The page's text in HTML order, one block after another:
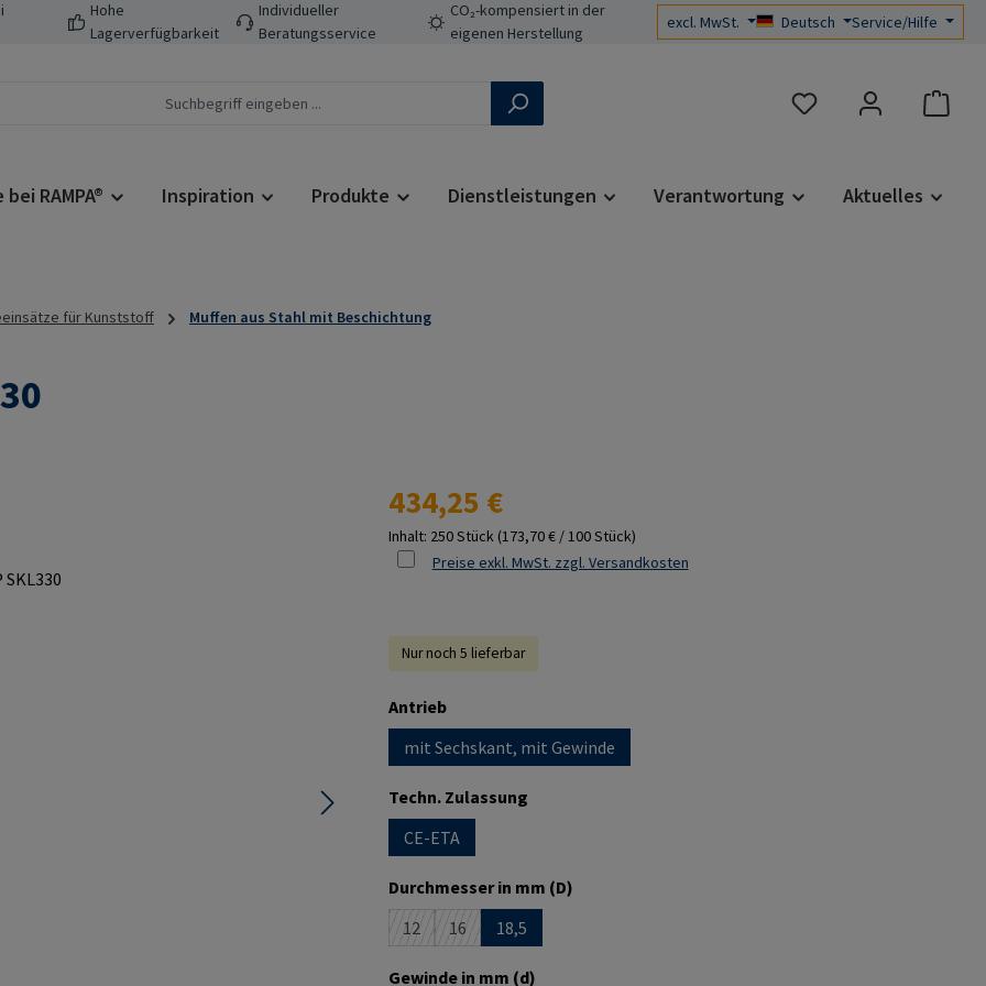
Hohe
Lagerverfügbarkeit
Individueller
Beratungsservice
CO₂-kompensiert in der
eigenen Herstellung
excl. MwSt. Deutsch Service/Hilfe
Du hast 0 Produkte auf
RAMPA® Inspiration Produkte Dienstleistungen Verantwortung Aktuelles
für Kunststoff Muffen aus Stahl mit Beschichtung
Regulärer Preis:
434,25 €
Inhalt: 250 Stück (173,70 € / 100 Stück)
Preise exkl. MwSt. zzgl. Versandkosten
Nur noch 5 lieferbar
Antriebauswählen
mit Sechskant, mit Gewinde
Techn. Zulassungauswählen
CE-ETA
Durchmesser in mm (D)auswählen
12
(Diese Option ist zurzeit nicht verfügbar.)
16
(Diese Option ist zurzeit nicht verfügbar.)
18,5
Gewinde in mm (d)auswählen